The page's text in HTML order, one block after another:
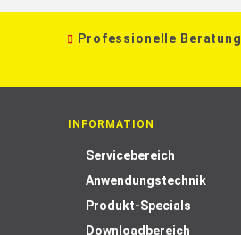
Professionelle Beratung
INFORMATION
Servicebereich
Anwendungstechnik
Produkt-Specials
Downloadbereich